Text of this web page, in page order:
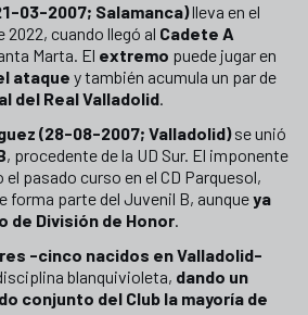
03-2007; Salamanca)lleva en el
2022, cuando llegó al Cadete A
Marta. El extremo puede jugar en
ataque y también acumula un par de
del Real Valladolid.
(28-08-2007; Valladolid)se unió
, procedente de la UD Sur. El imponente
pasado curso en el CD Parquesol,
forma parte del Juvenil B, aunqueya
de División de Honor.
-cinco nacidos en Valladolid-
blanquivioleta, dando un
conjunto del Club la mayoría de